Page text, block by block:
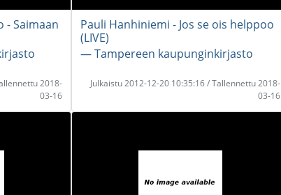
- Saimaan
2018-
03-16
Pauli Hanhiniemi - Jos se ois helppoo
(LIVE)
― Tampereen kaupunginkirjasto
Julkaistu 2012-12-20 10:35:16 / Tallennettu 2018-
03-16